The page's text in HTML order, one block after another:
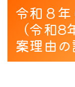
令和８
（令和
案理由の